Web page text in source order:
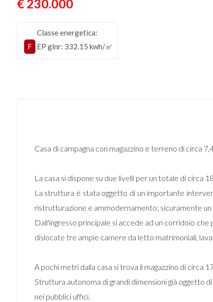
€ 230.000
Classe energetica:
F
EP glnr: 332.15 kwh/㎡
Casa di campagna con magazzino e terreno di circa
La casa si dispone su due livelli per un totale di circa
La struttura è stata oggetto di un importante
ristrutturazione e ammodernamento; sicuramente
Dall'ingresso principale si accede ad un corridoio
dislocate tre ampie camere da letto matrimoniali,
A pochi metri dalla casa si trova il magazzino di circa
Struttura autonoma di grandi dimensioni già oggetto
nei pubblici uffici.